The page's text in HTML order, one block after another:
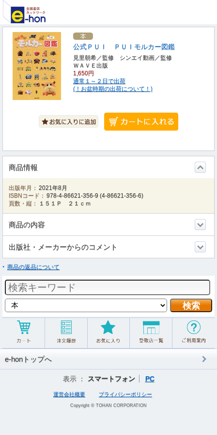
公式ＰＵＩ ＰＵＩモルカー図鑑
見里朝希／監修 シンエイ動画／監修
ＷＡＶＥ出版
1,650円
通常１～２日で出荷
(！お盆時期の出荷について！)
商品情報
出版年月： 2021年8月
ISBNコード： 978-4-86621-356-9 (4-86621-356-6)
頁数・縦：
１５１Ｐ ２１ｃｍ
商品の内容
出版社・メーカーからのコメント
商品の返品について
e-honトップへ
表示 ： スマートフォン PC
運営会社概要 プライバシーポリシー
Copyright © TOHAN CORPORATION